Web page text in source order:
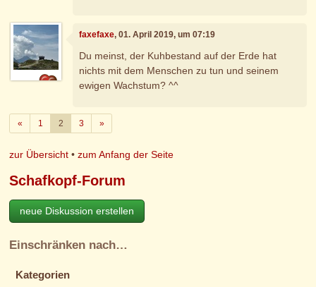
faxefaxe, 01. April 2019, um 07:19
Du meinst, der Kuhbestand auf der Erde hat
nichts mit dem Menschen zu tun und seinem
ewigen Wachstum? ^^
«Zurück
1 2 3 »Weiter
zur Übersicht •zum Anfang der Seite
Schafkopf-Forum
neue Diskussion erstellen
Einschränken nach…
Kategorien